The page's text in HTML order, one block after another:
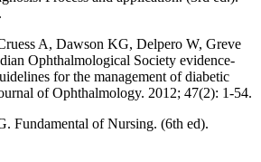
A, Dawson KG, Delpero W, Greve
Ophthalmological Society evidence-
for the management of diabetic
of Ophthalmology. 2012; 47(2): 1-54.
Fundamental of Nursing. (6th ed).